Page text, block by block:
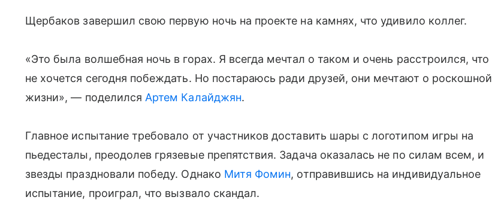
Щербаков завершил свою первую ночь на проекте на камнях, что удивило коллег.
«Это была волшебная ночь в горах. Я всегда мечтал о таком и очень расстроился, что
не хочется сегодня побеждать. Но постараюсь ради друзей, они мечтают о роскошной
жизни», — поделился Артем Калайджян.
Главное испытание требовало от участников доставить шары с логотипом игры на
пьедесталы, преодолев грязевые препятствия. Задача оказалась не по силам всем, и
звезды праздновали победу. Однако Митя Фомин, отправившись на индивидуальное
испытание, проиграл, что вызвало скандал.